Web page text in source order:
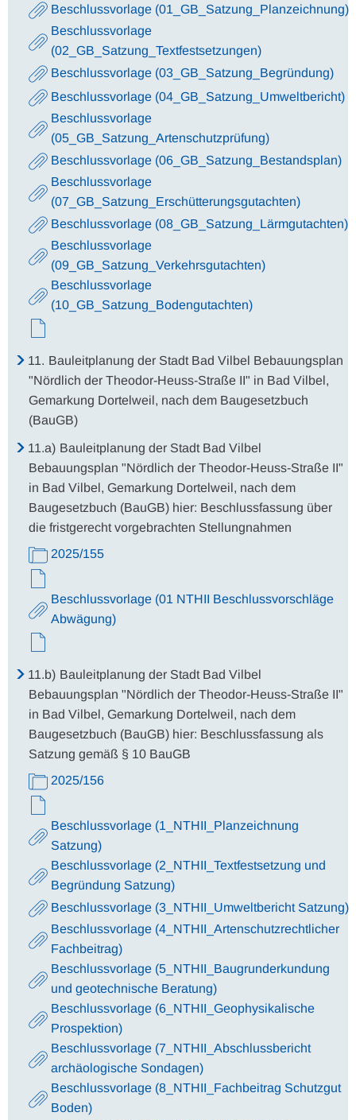
Beschlussvorlage (01_GB_Satzung_Planzeichnung)
Beschlussvorlage
(02_GB_Satzung_Textfestsetzungen)
Beschlussvorlage (03_GB_Satzung_Begründung)
Beschlussvorlage (04_GB_Satzung_Umweltbericht)
Beschlussvorlage
(05_GB_Satzung_Artenschutzprüfung)
Beschlussvorlage (06_GB_Satzung_Bestandsplan)
Beschlussvorlage
(07_GB_Satzung_Erschütterungsgutachten)
Beschlussvorlage (08_GB_Satzung_Lärmgutachten)
Beschlussvorlage
(09_GB_Satzung_Verkehrsgutachten)
Beschlussvorlage
(10_GB_Satzung_Bodengutachten)
11. Bauleitplanung der Stadt Bad Vilbel Bebauungsplan
"Nördlich der Theodor-Heuss-Straße II" in Bad Vilbel,
Gemarkung Dortelweil, nach dem Baugesetzbuch
(BauGB)
11.a) Bauleitplanung der Stadt Bad Vilbel
Bebauungsplan "Nördlich der Theodor-Heuss-Straße II"
in Bad Vilbel, Gemarkung Dortelweil, nach dem
Baugesetzbuch (BauGB) hier: Beschlussfassung über
die fristgerecht vorgebrachten Stellungnahmen
2025/155
Beschlussvorlage (01 NTHII Beschlussvorschläge
Abwägung)
11.b) Bauleitplanung der Stadt Bad Vilbel
Bebauungsplan "Nördlich der Theodor-Heuss-Straße II"
in Bad Vilbel, Gemarkung Dortelweil, nach dem
Baugesetzbuch (BauGB) hier: Beschlussfassung als
Satzung gemäß § 10 BauGB
2025/156
Beschlussvorlage (1_NTHII_Planzeichnung
Satzung)
Beschlussvorlage (2_NTHII_Textfestsetzung und
Begründung Satzung)
Beschlussvorlage (3_NTHII_Umweltbericht Satzung)
Beschlussvorlage (4_NTHII_Artenschutzrechtlicher
Fachbeitrag)
Beschlussvorlage (5_NTHII_Baugrunderkundung
und geotechnische Beratung)
Beschlussvorlage (6_NTHII_Geophysikalische
Prospektion)
Beschlussvorlage (7_NTHII_Abschlussbericht
archäologische Sondagen)
Beschlussvorlage (8_NTHII_Fachbeitrag Schutzgut
Boden)